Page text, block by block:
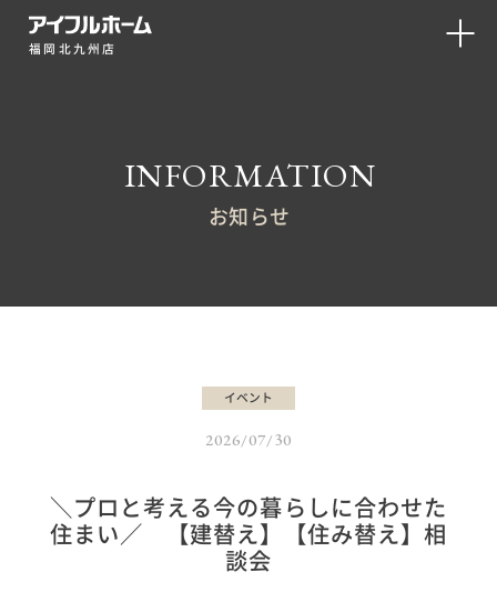
福岡北九州店
INFORMATION
お知らせ
イベント
2026/07/30
＼プロと考える今の暮らしに合わせた
住まい／ 【建替え】【住み替え】相
談会